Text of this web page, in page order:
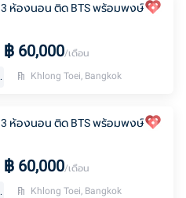
3 ห้องนอน ติด BTS พร้อมพงษ์
฿ 60,000/เดือน
Khlong Toei, Bangkok
3 ห้องนอน ติด BTS พร้อมพงษ์
฿ 60,000/เดือน
Khlong Toei, Bangkok